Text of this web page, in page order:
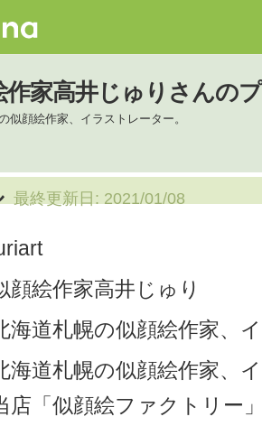
作家高井じゅりさんの
似顔絵作家、イラストレーター。
最終更新日: 2021/01/08
顔絵作家高井じゅり
海道札幌の似顔絵作家、
海道札幌の似顔絵作家、
店「似顔絵ファクトリー